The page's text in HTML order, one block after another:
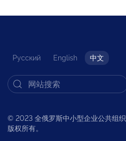
Русский English 中文
© 2023 全俄罗斯中小型企业公共组织
版权所有。